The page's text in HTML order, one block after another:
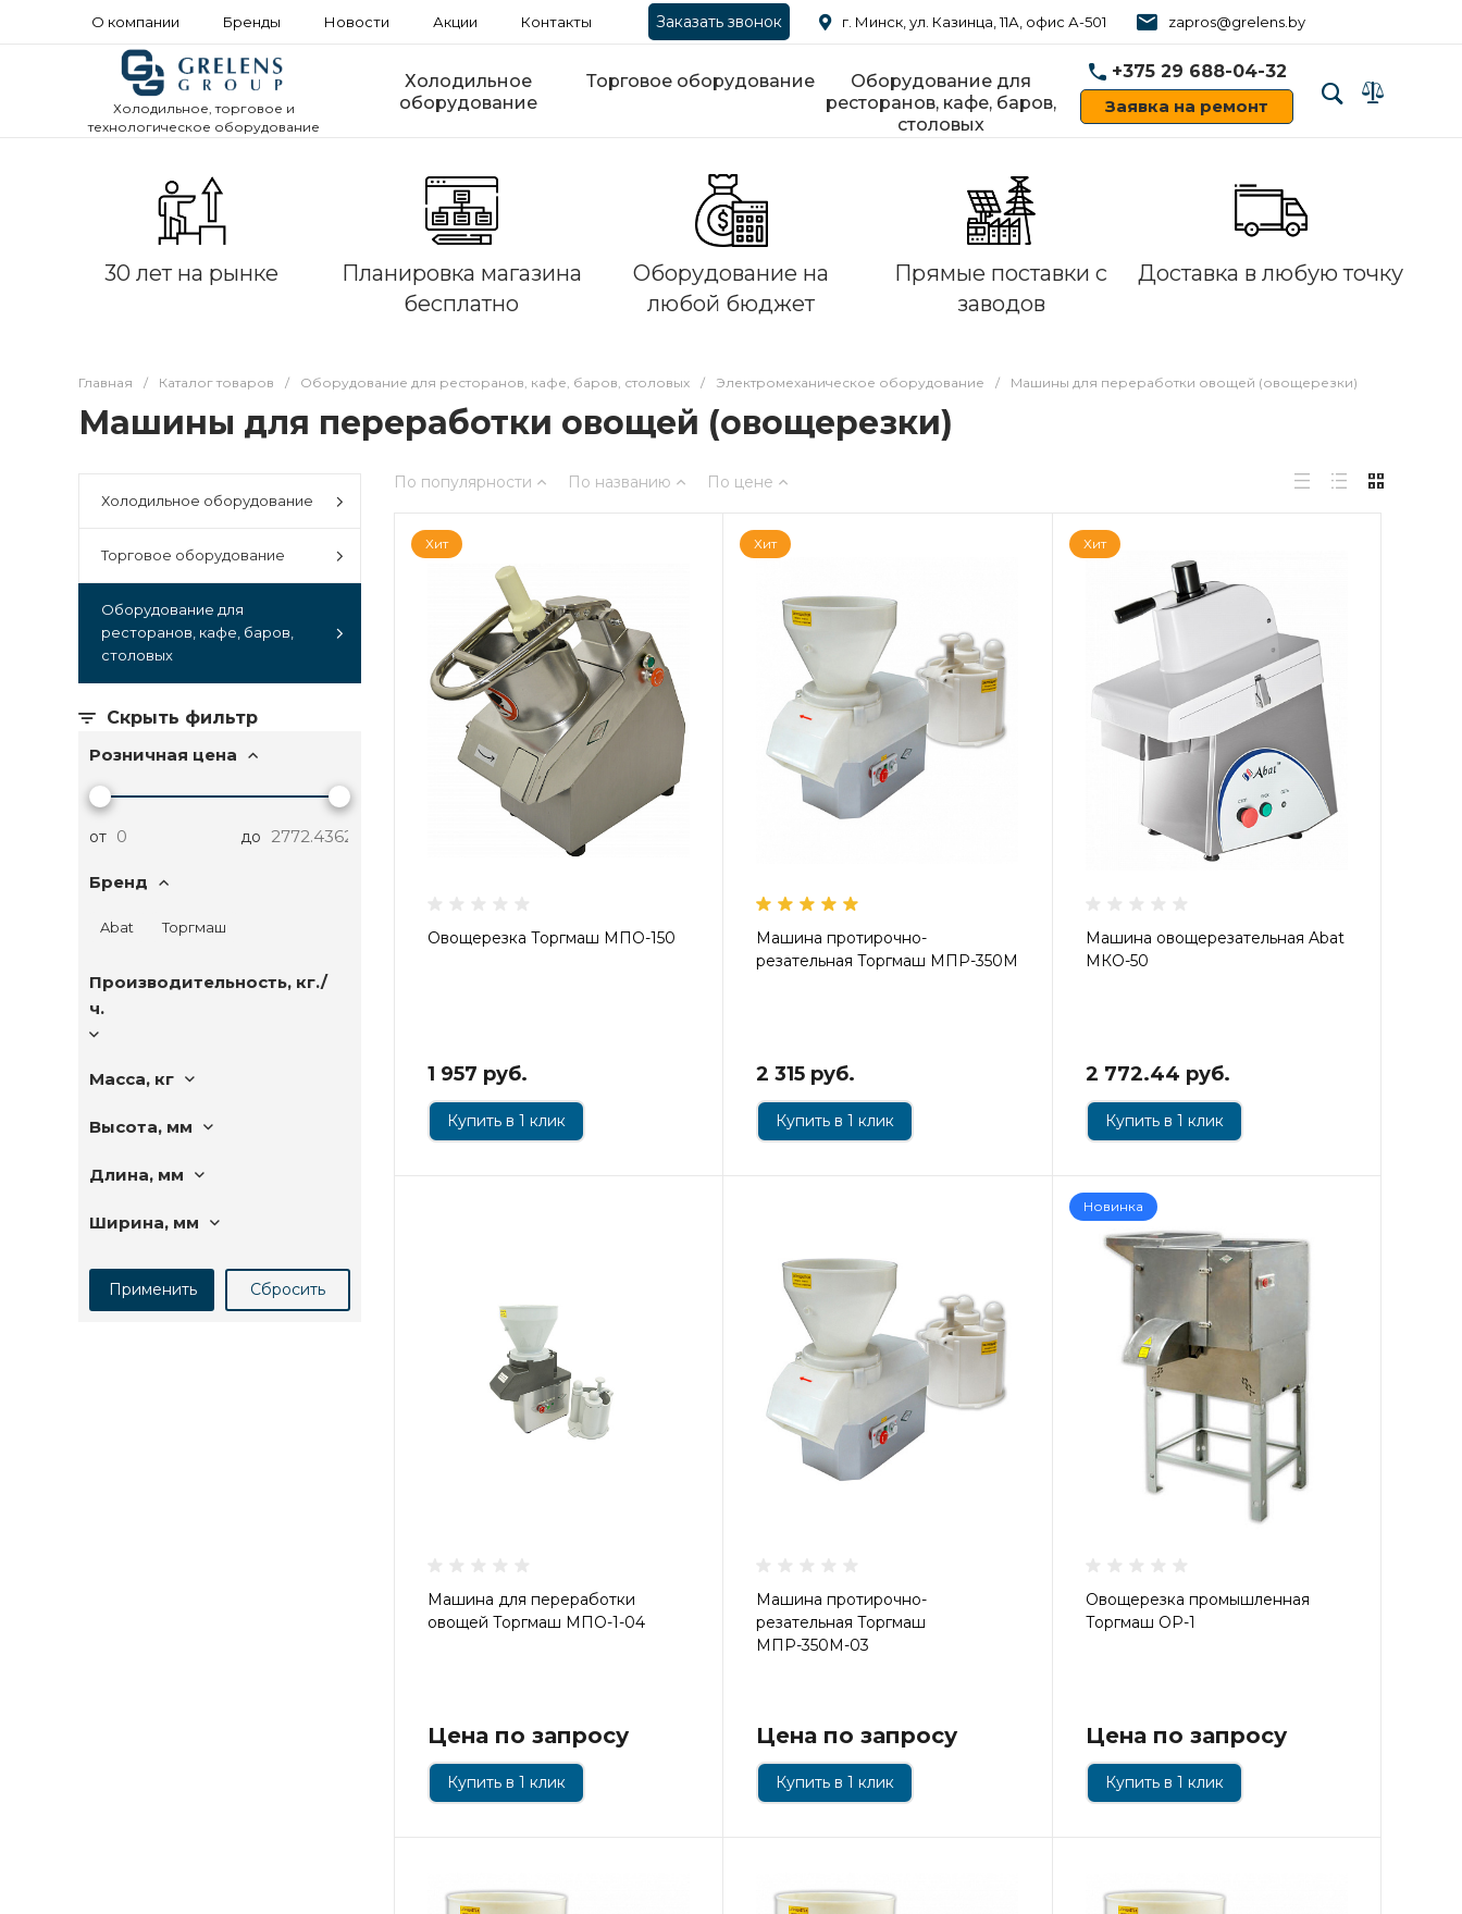
О компании Бренды Новости Акции Контакты Заказать звонок г. Минск, ул. Казинца, 11А, офис А-501 zapros@grelens.by
Холодильное, торговое и
технологическое оборудование
Холодильное
оборудование
Торговое оборудование
Оборудование для
ресторанов, кафе, баров,
столовых
+375 29 688-04-32
Заявка на ремонт
30 лет на рынке
Планировка магазина
бесплатно
Оборудование на
любой бюджет
Прямые поставки с
заводов
Доставка в любую точку
Главная / Каталог товаров / Оборудование для ресторанов, кафе, баров, столовых / Электромеханическое оборудование / Машины для переработки овощей (овощерезки)
Машины для переработки овощей (овощерезки)
Холодильное оборудование
Торговое оборудование
Оборудование для
ресторанов, кафе, баров,
столовых
Скрыть фильтр
Розничная цена
от до
Бренд
Abat Торгмаш
Производительность, кг./
ч.
Масса, кг
Высота, мм
Длина, мм
Ширина, мм
По популярности По названию По цене
Хит
Овощерезка Торгмаш МПО-150
1 957 руб.
Купить в 1 клик
Хит
Машина протирочно-
резательная Торгмаш МПР-350М
2 315 руб.
Купить в 1 клик
Хит
Машина овощерезательная Abat
МКО-50
2 772.44 руб.
Купить в 1 клик
Машина для переработки
овощей Торгмаш МПО-1-04
Цена по запросу
Купить в 1 клик
Машина протирочно-
резательная Торгмаш
МПР-350М-03
Цена по запросу
Купить в 1 клик
Новинка
Овощерезка промышленная
Торгмаш ОР-1
Цена по запросу
Купить в 1 клик